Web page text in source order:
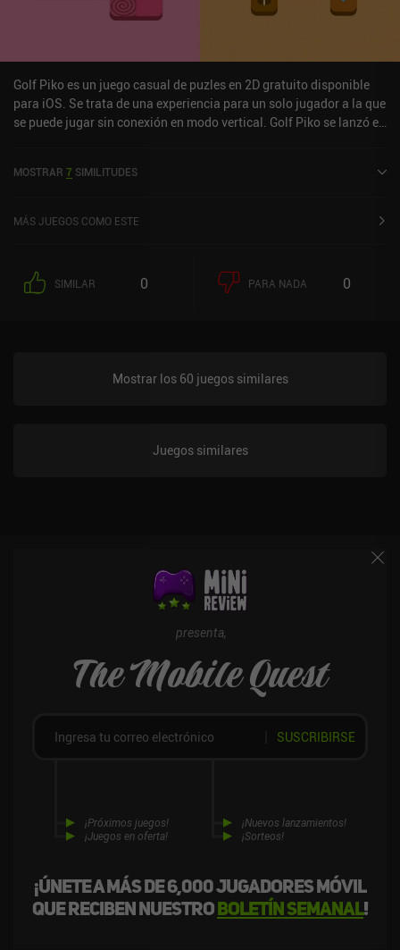
Golf Piko es un juego casual de puzles en 2D gratuito disponible
para iOS. Se trata de una experiencia para un solo jugador a la que
se puede jugar sin conexión en modo vertical. Golf Piko se lanzó en
MOSTRAR 7 SIMILITUDES
MÁS JUEGOS COMO ESTE
SIMILAR 0 PARA NADA 0
Mostrar los 60 juegos similares
Juegos similares
presenta,
The Mobile Quest
¡Únete a más de 6,000 jugadores móvil
que reciben nuestroboletín semanal!
¡Próximos juegos!
¡Juegos en oferta!
¡Nuevos lanzamientos!
¡Sorteos!
SUSCRIBIRSE